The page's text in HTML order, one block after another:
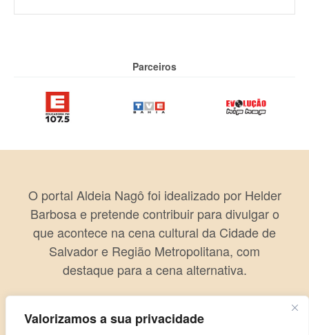
Valorizamos a sua privacidade
Parceiros
O portal Aldeia Nagô foi idealizado por Helder
Barbosa e pretende contribuir para divulgar o
que acontece na cena cultural da Cidade de
Salvador e Região Metropolitana, com
destaque para a cena alternativa.